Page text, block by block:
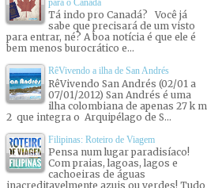
para o Canadá
Tá indo pro Canadá? Você já
sabe que precisará de um visto
para entrar, né? A boa notícia é que ele é
bem menos burocrático e...
RêVivendo a ilha de San Andrés
RêVivendo San Andrés (02/01 a
07/01/2012) San Andrés é uma
ilha colombiana de apenas 27 k m
2 que integra o Arquipélago de S...
Filipinas: Roteiro de Viagem
Pensa num lugar paradisíaco!
Com praias, lagoas, lagos e
cachoeiras de águas
inacreditavelmente azuis ou verdes! Tudo